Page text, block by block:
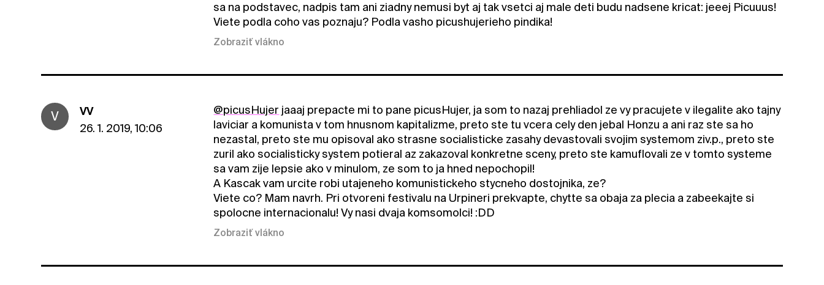
sa na podstavec, nadpis tam ani ziadny nemusi byt aj tak vsetci aj male deti budu nadsene kricat: jeeej Picuuus!
Viete podla coho vas poznaju? Podla vasho picushujerieho pindika!
Zobraziť vlákno
V
VV
26. 1. 2019, 10:06
@picusHujer jaaaj prepacte mi to pane picusHujer, ja som to nazaj prehliadol ze vy pracujete v ilegalite ako tajny
laviciar a komunista v tom hnusnom kapitalizme, preto ste tu vcera cely den jebal Honzu a ani raz ste sa ho
nezastal, preto ste mu opisoval ako strasne socialisticke zasahy devastovali svojim systemom ziv.p., preto ste
zuril ako socialisticky system potieral az zakazoval konkretne sceny, preto ste kamuflovali ze v tomto systeme
sa vam zije lepsie ako v minulom, ze som to ja hned nepochopil!
A Kascak vam urcite robi utajeneho komunistickeho stycneho dostojnika, ze?
Viete co? Mam navrh. Pri otvoreni festivalu na Urpineri prekvapte, chytte sa obaja za plecia a zabeekajte si
spolocne internacionalu! Vy nasi dvaja komsomolci! :DD
Zobraziť vlákno